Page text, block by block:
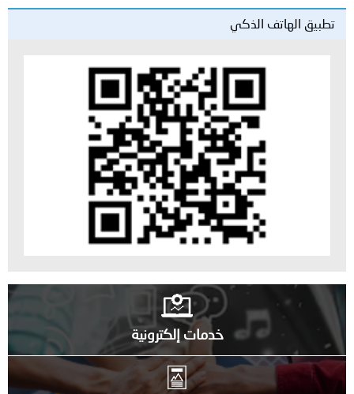
تطبيق الهاتف الذكي
خدمات إلكترونية